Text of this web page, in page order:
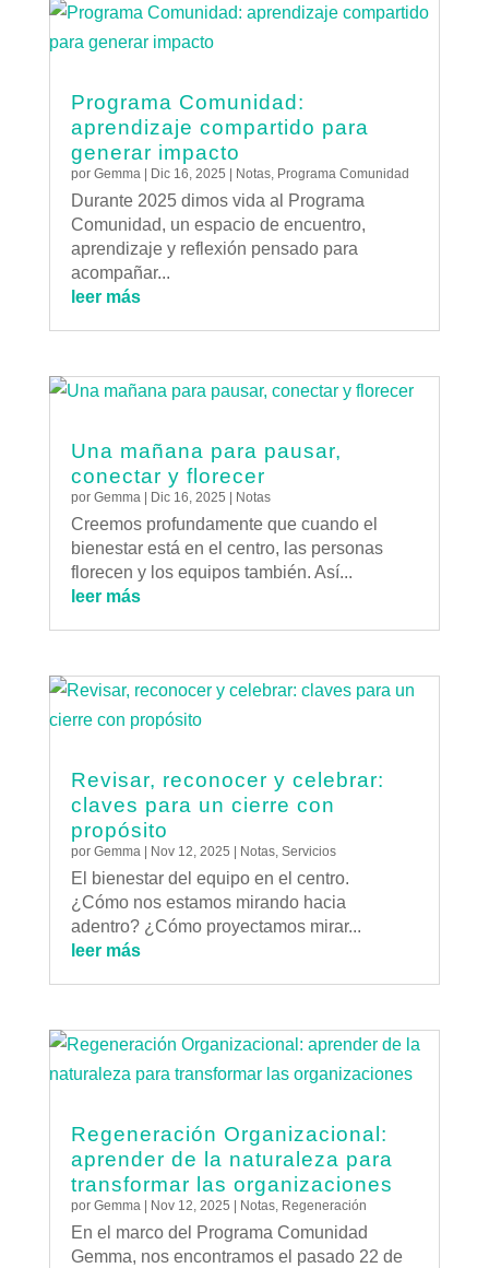
Programa Comunidad:
aprendizaje compartido para
generar impacto
por Gemma | Dic 16, 2025 | Notas, Programa Comunidad
Durante 2025 dimos vida al Programa
Comunidad, un espacio de encuentro,
aprendizaje y reflexión pensado para
acompañar...
leer más
Una mañana para pausar,
conectar y florecer
por Gemma| Dic 16, 2025 | Notas
Creemos profundamente que cuando el
bienestar está en el centro, las personas
florecen y los equipos también. Así...
leer más
Revisar, reconocer y celebrar:
claves para un cierre con
propósito
por Gemma| Nov 12, 2025 Notas, Servicios
El bienestar del equipo en el centro.
¿Cómo nos estamos mirando hacia
adentro? ¿Cómo proyectamos mirar...
leer más
Regeneración Organizacional:
aprender de la naturaleza para
transformar las organizaciones
por Gemma| Nov 12, 2025 Notas, Regeneración
En el marco del Programa Comunidad
Gemma, nos encontramos el pasado 22 de